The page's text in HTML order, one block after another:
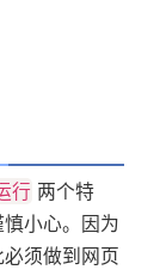
a
t
i
行 两个特
小心。因为
须做到网页